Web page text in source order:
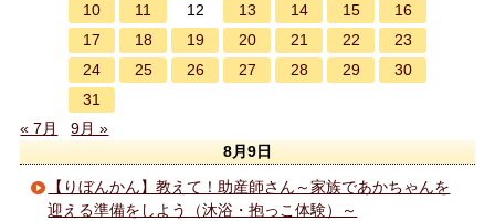
10
11 12 13 14 15
16
17
18 19 20 21 22
23
24
25 26 27 28 29
30
31
« 7月
9月 »
8月9日
【りぼんかん】教えて！助産師さん～家族であかちゃんを
迎える準備をしよう（沐浴・抱っこ体験）～